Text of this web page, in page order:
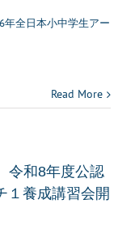
全日本小中学生アー
Read More
令和8年度公認
１養成講習会開